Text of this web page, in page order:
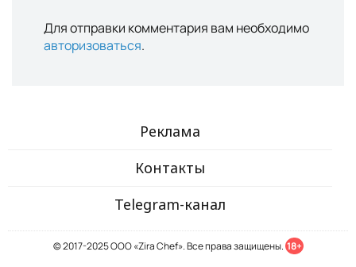
Для отправки комментария вам необходимо
авторизоваться.
Реклама
Контакты
Telegram-канал
© 2017-2025 ООО «Zira Chef». Все права защищены. 18+